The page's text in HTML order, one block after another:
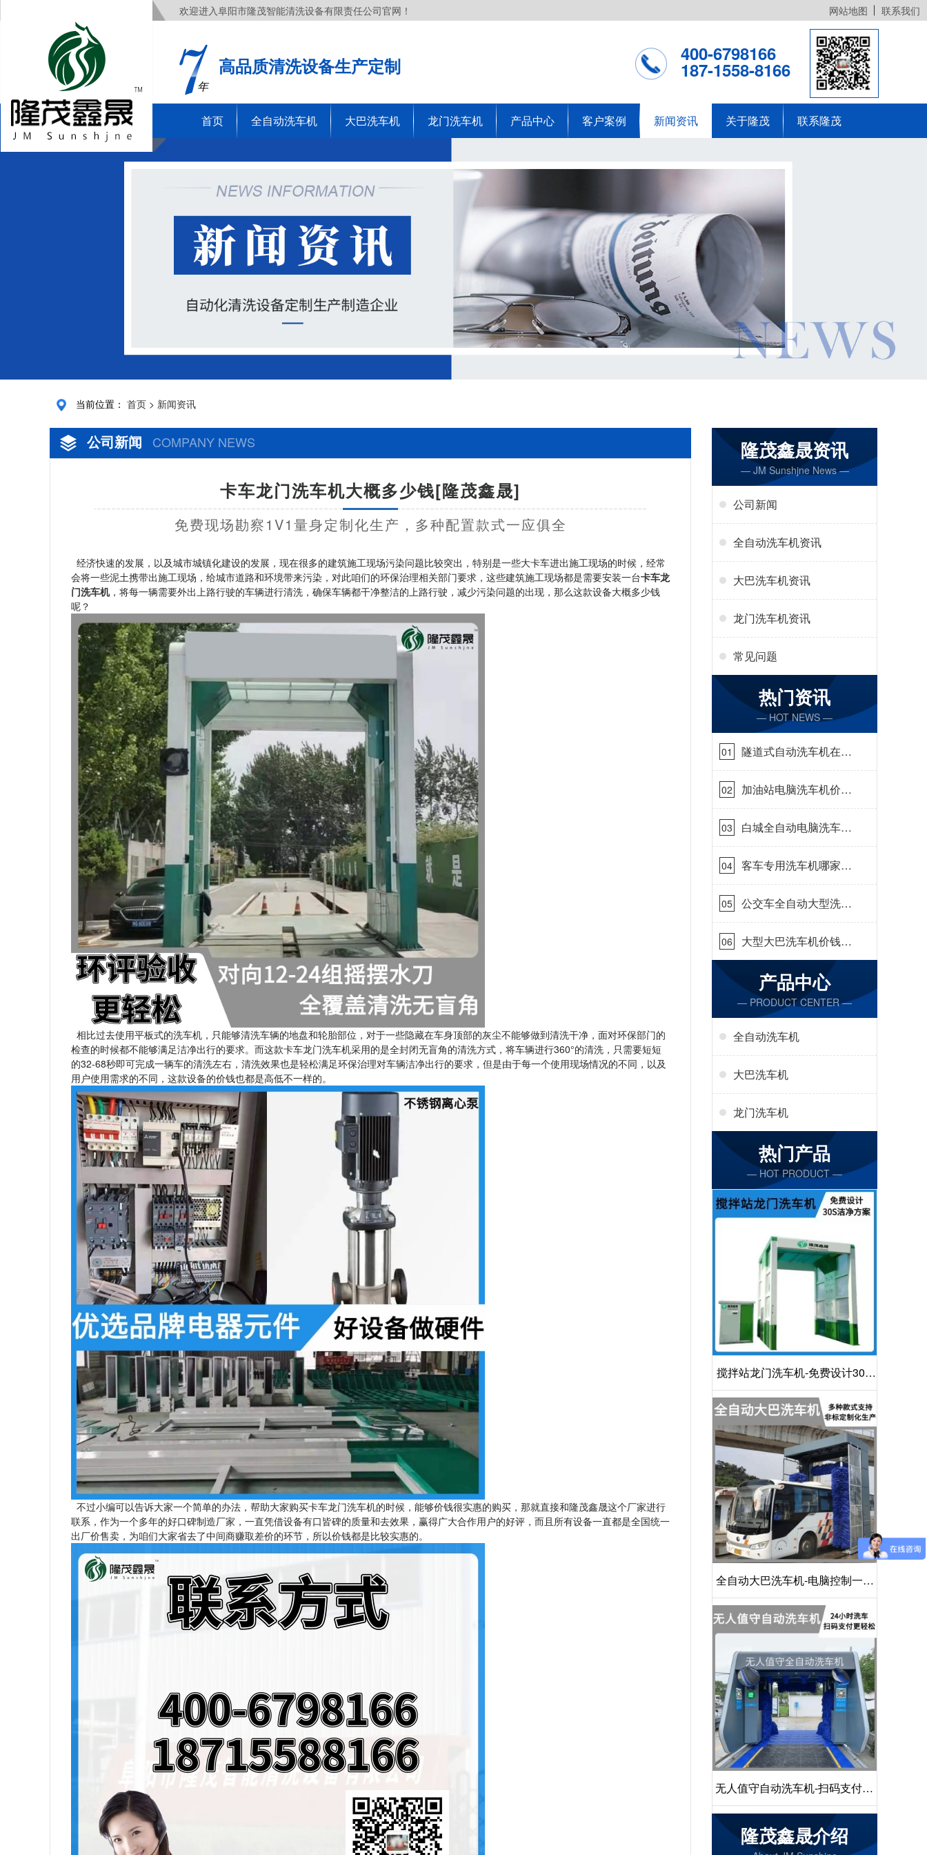
欢迎进入阜阳市隆茂智能清洗设备有限责任公司官网！ 网站地图 联系我们
年
高品质清洗设备生产定制
400-6798166
187-1558-8166
首页 全自动洗车机 大巴洗车机 龙门洗车机 产品中心 客户案例 新闻资讯 关于隆茂 联系隆茂
当前位置： 首页 > 新闻资讯
公司新闻 COMPANY NEWS
卡车龙门洗车机大概多少钱[隆茂鑫晟]
免费现场勘察1V1量身定制化生产，多种配置款式一应俱全
经济快速的发展，以及城市城镇化建设的发展，现在很多的建筑施工现场污染问题比较突出，特别是一些大卡车进出施工现场的时候，经常
会将一些泥土携带出施工现场，给城市道路和环境带来污染，对此咱们的环保治理相关部门要求，这些建筑施工现场都是需要安装一台卡车龙
门洗车机，将每一辆需要外出上路行驶的车辆进行清洗，确保车辆都干净整洁的上路行驶，减少污染问题的出现，那么这款设备大概多少钱
呢？
相比过去使用平板式的洗车机，只能够清洗车辆的地盘和轮胎部位，对于一些隐藏在车身顶部的灰尘不能够做到清洗干净，面对环保部门的
检查的时候都不能够满足洁净出行的要求。而这款卡车龙门洗车机采用的是全封闭无盲角的清洗方式，将车辆进行360°的清洗，只需要短短
的32-68秒即可完成一辆车的清洗左右，清洗效果也是轻松满足环保治理对车辆洁净出行的要求，但是由于每一个使用现场情况的不同，以及
用户使用需求的不同，这款设备的价钱也都是高低不一样的。
不过小编可以告诉大家一个简单的办法，帮助大家购买卡车龙门洗车机的时候，能够价钱很实惠的购买，那就直接和隆茂鑫晟这个厂家进行
联系，作为一个多年的好口碑制造厂家，一直凭借设备有口皆碑的质量和去效果，赢得广大合作用户的好评，而且所有设备一直都是全国统一
出厂价售卖，为咱们大家省去了中间商赚取差价的环节，所以价钱都是比较实惠的。
隆茂鑫晟资讯
— JM Sunshjne News —
公司新闻
全自动洗车机资讯
大巴洗车机资讯
龙门洗车机资讯
常见问题
热门资讯
— HOT NEWS —
01
隧道式自动洗车机在哪
里购买[隆茂鑫晟]
02
加油站电脑洗车机价格
怎么样[隆茂鑫晟]
03
白城全自动电脑洗车
机-ADV防冻冬季正常
使用[隆茂鑫晟]
04
客车专用洗车机哪家的
好[隆茂鑫晟]
05
公交车全自动大型洗车
机什么价钱[隆茂鑫晟]
06
大型大巴洗车机价钱怎
么样[隆茂鑫晟]
产品中心
— PRODUCT CENTER —
全自动洗车机
大巴洗车机
龙门洗车机
热门产品
— HOT PRODUCT —
搅拌站龙门洗车机-免费设计30S
洁净方案[隆茂鑫晟]
全自动大巴洗车机-电脑控制一键
启动清洗[隆茂鑫晟]
无人值守自动洗车机-扫码支付24
小时不停机洗车[隆茂鑫晟]
隆茂鑫晟介绍